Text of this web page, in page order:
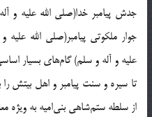
جدش پيامبر خدا(صلی الله علیه و
جوار ملكوتى پيامبر(صلی الله
علیه و آله و سلم) گام‌هاى بسيار
تا سيره و سنت پيامبر و اهل بيتش
از سلطه ستم‌شاهى بنى‌اميه به ويژه